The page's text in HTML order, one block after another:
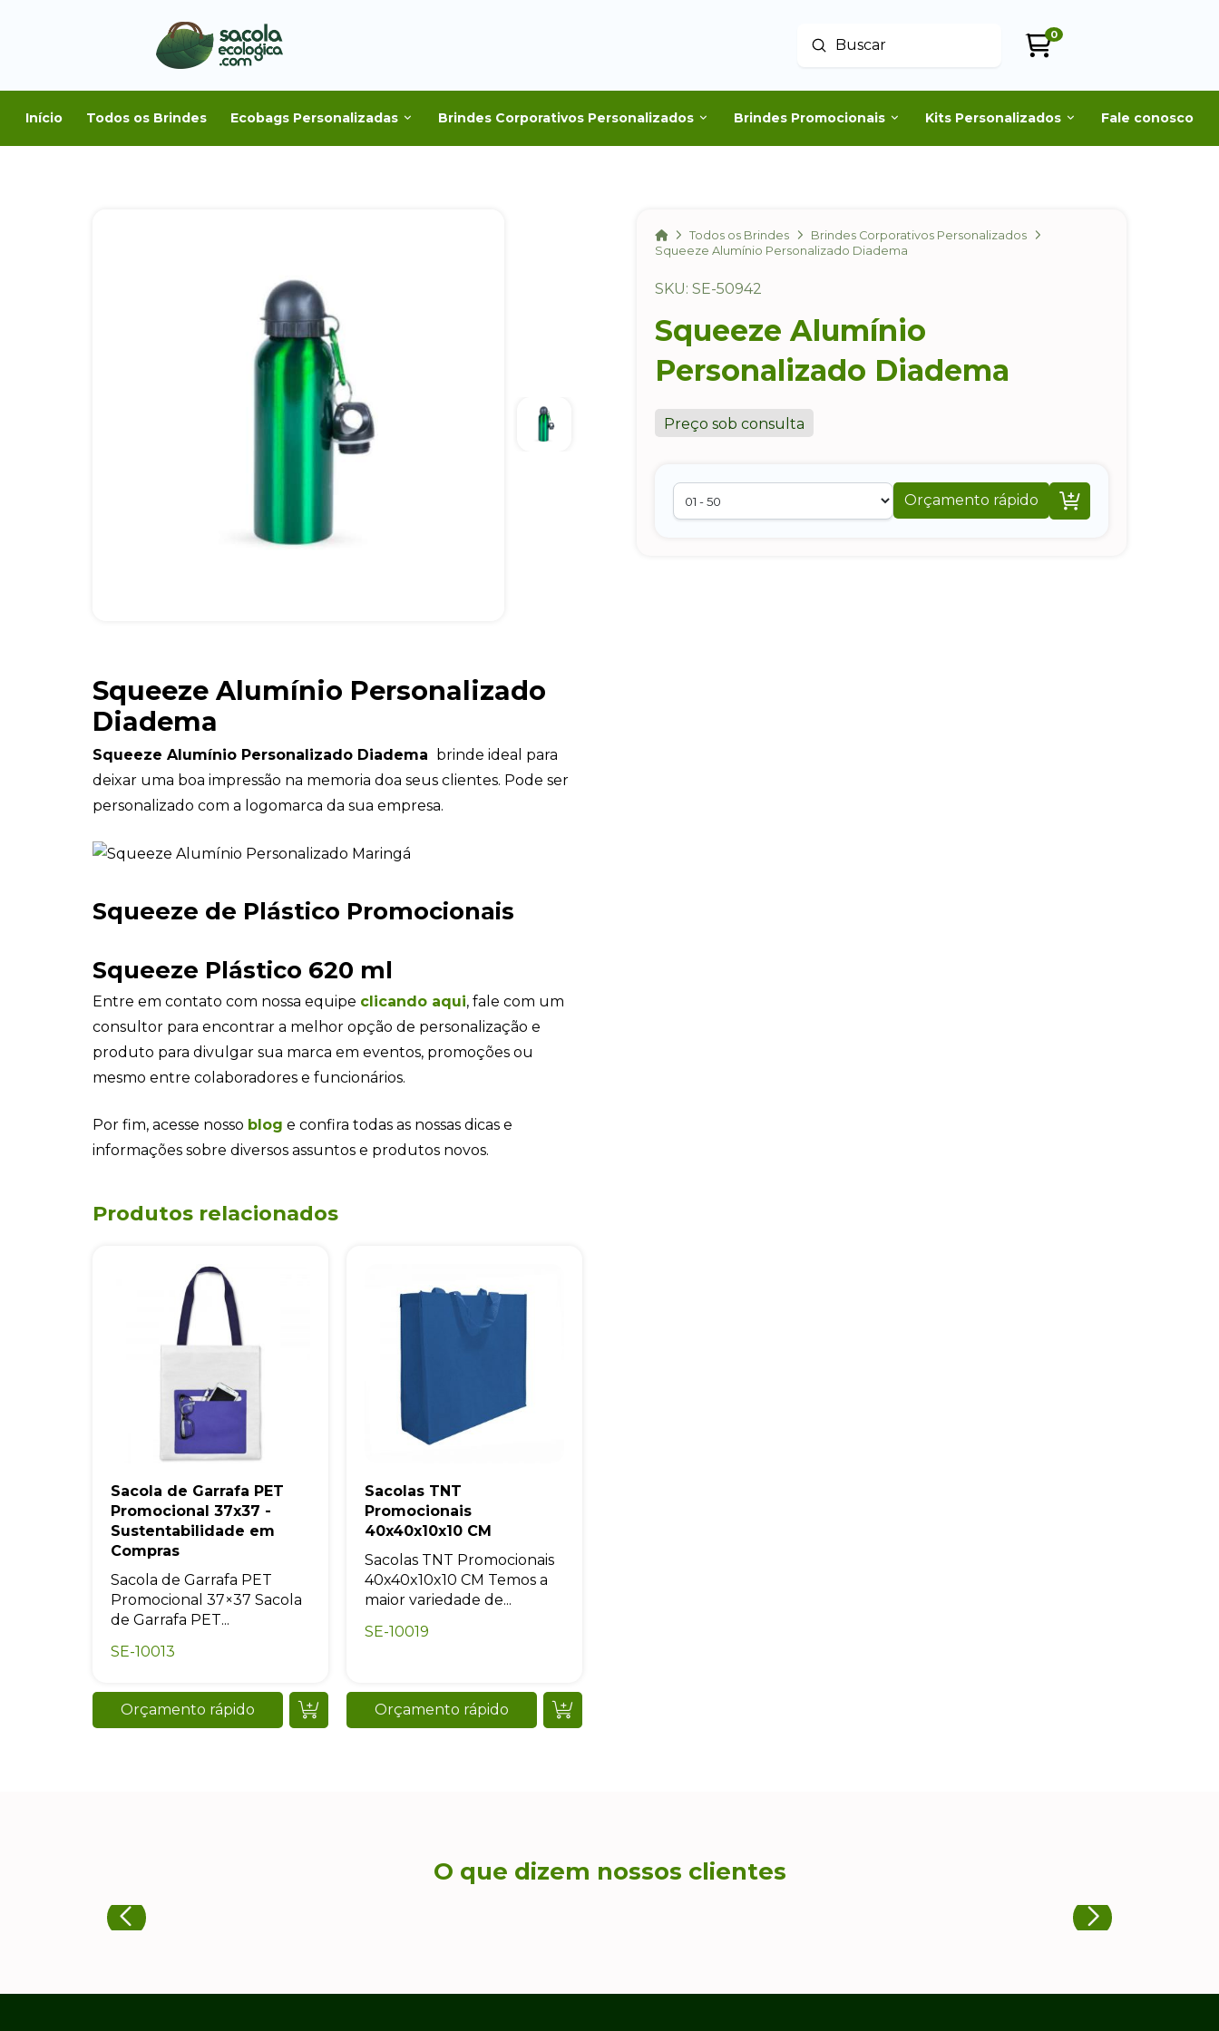
Buscar
Enviar
0
Início Todos os Brindes Ecobags Personalizadas Brindes Corporativos Personalizados Brindes Promocionais Kits Personalizados Fale conosco
HomeTodos os Brindes
Brindes Corporativos Personalizados
Squeeze Alumínio Personalizado Diadema
SKU: SE-50942
Squeeze Alumínio
Personalizado Diadema
Preço sob consulta
Orçamento rápido 
Squeeze Alumínio Personalizado
Diadema
Squeeze Alumínio Personalizado Diadema brinde ideal para
deixar uma boa impressão na memoria doa seus clientes. Pode ser
personalizado com a logomarca da sua empresa.
Squeeze de Plástico Promocionais
Squeeze Plástico 620 ml
Entre em contato com nossa equipe clicando aqui, fale com um
consultor para encontrar a melhor opção de personalização e
produto para divulgar sua marca em eventos, promoções ou
mesmo entre colaboradores e funcionários.
Por fim, acesse nosso blog e confira todas as nossas dicas e
informações sobre diversos assuntos e produtos novos.
Produtos relacionados
Sacola de Garrafa PET
Promocional 37x37 -
Sustentabilidade em
Compras
Sacola de Garrafa PET
Promocional 37×37 Sacola
de Garrafa PET...
SE-10013
Orçamento rápido
Sacolas TNT
Promocionais
40x40x10x10 CM
Sacolas TNT Promocionais
40x40x10x10 CM Temos a
maior variedade de...
SE-10019
Orçamento rápido
O que dizem nossos clientes
Sacola Ecológica
Eu concordo em receber comunicações.
A nossa empresa está comprometida a proteger e respeitar sua
privacidade, utilizaremos seus dados apenas para fins de